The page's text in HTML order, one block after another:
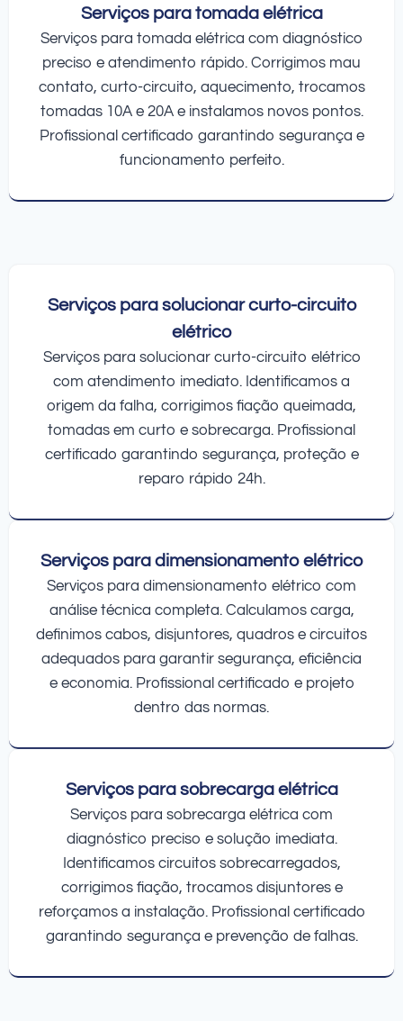
Serviços para tomada elétrica
Serviços para tomada elétrica com diagnóstico
preciso e atendimento rápido. Corrigimos mau
contato, curto-circuito, aquecimento, trocamos
tomadas 10A e 20A e instalamos novos pontos.
Profissional certificado garantindo segurança e
funcionamento perfeito.
Serviços para solucionar curto-circuito
elétrico
Serviços para solucionar curto-circuito elétrico
com atendimento imediato. Identificamos a
origem da falha, corrigimos fiação queimada,
tomadas em curto e sobrecarga. Profissional
certificado garantindo segurança, proteção e
reparo rápido 24h.
Serviços para dimensionamento elétrico
Serviços para dimensionamento elétrico com
análise técnica completa. Calculamos carga,
definimos cabos, disjuntores, quadros e circuitos
adequados para garantir segurança, eficiência
e economia. Profissional certificado e projeto
dentro das normas.
Serviços para sobrecarga elétrica
Serviços para sobrecarga elétrica com
diagnóstico preciso e solução imediata.
Identificamos circuitos sobrecarregados,
corrigimos fiação, trocamos disjuntores e
reforçamos a instalação. Profissional certificado
garantindo segurança e prevenção de falhas.